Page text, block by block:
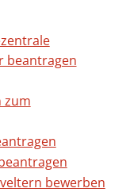
beantragen
zum
bewerben